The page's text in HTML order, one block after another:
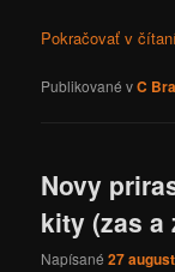
Pokračovať v
Publikované vC
Novy
kity (zas a
Napísané27